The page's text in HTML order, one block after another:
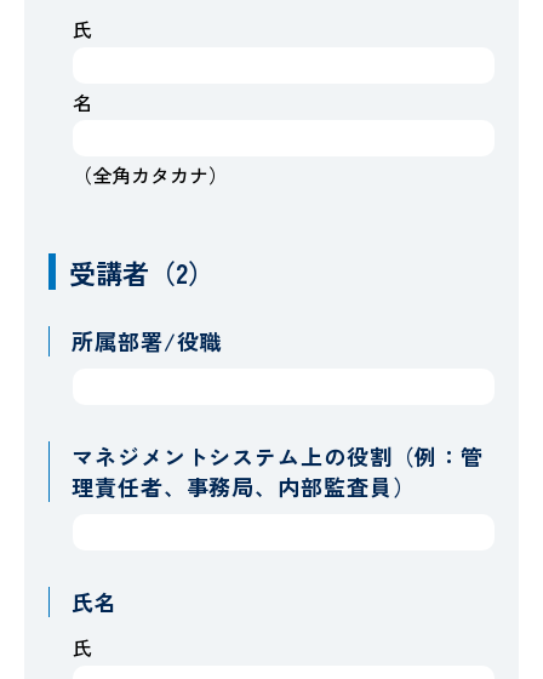
氏
名
（全角カタカナ）
受講者（2）
所属部署/役職
マネジメントシステム上の役割（例：管
理責任者、事務局、内部監査員）
氏名
氏